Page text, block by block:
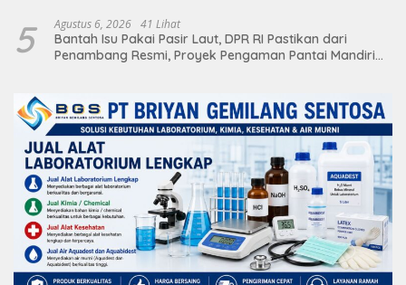
5 Agustus 6, 2026 41 Lihat
Bantah Isu Pakai Pasir Laut, DPR RI Pastikan dari
Penambang Resmi, Proyek Pengaman Pantai Mandiri